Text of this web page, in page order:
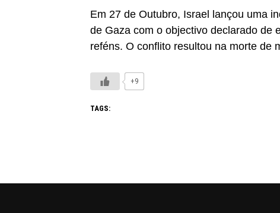
Em 27 de Outubro, Israel lançou uma
de Gaza com o objectivo declarado de
reféns. O conflito resultou na morte de
+9
TAGS: